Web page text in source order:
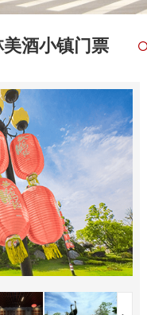
酒小镇门票